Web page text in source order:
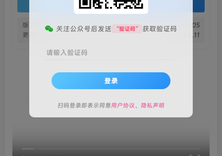
登录查看
版本信息
v0.505
更新日期
2025.4.11
关注公众号后发送 “验证码” 获取验证码
请输入验证码
登录
扫码登录即表示同意用户协议、 隐私声明